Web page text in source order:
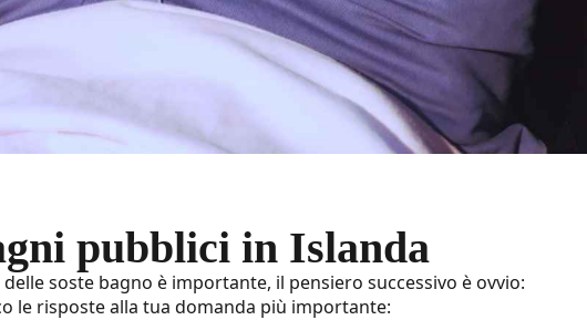
pubblici in Islanda
soste bagno è importante, il pensiero successivo è ovvio:
le risposte alla tua domanda più importante: